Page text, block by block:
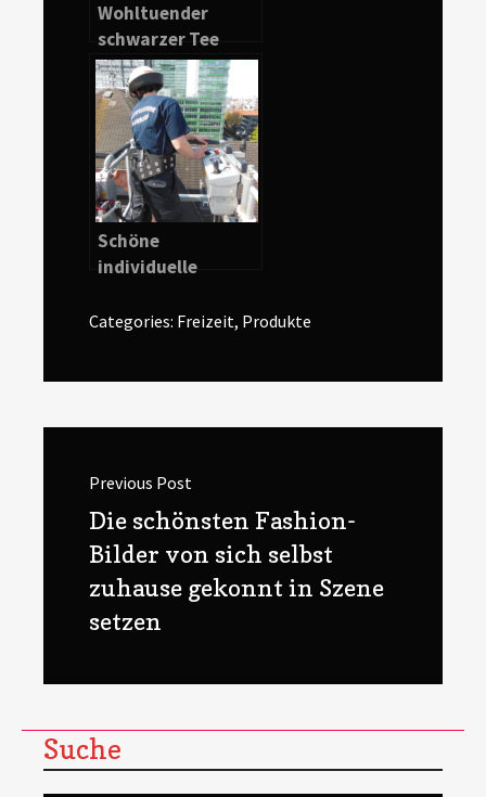
Wohltuender
schwarzer Tee
bringt den Körper
in Schwung
Schöne
individuelle
selbst gestalten
Categories: Freizeit, Produkte
Previous Post
Previous
post:
Die schönsten Fashion-
Bilder von sich selbst
zuhause gekonnt in Szene
setzen
Suche